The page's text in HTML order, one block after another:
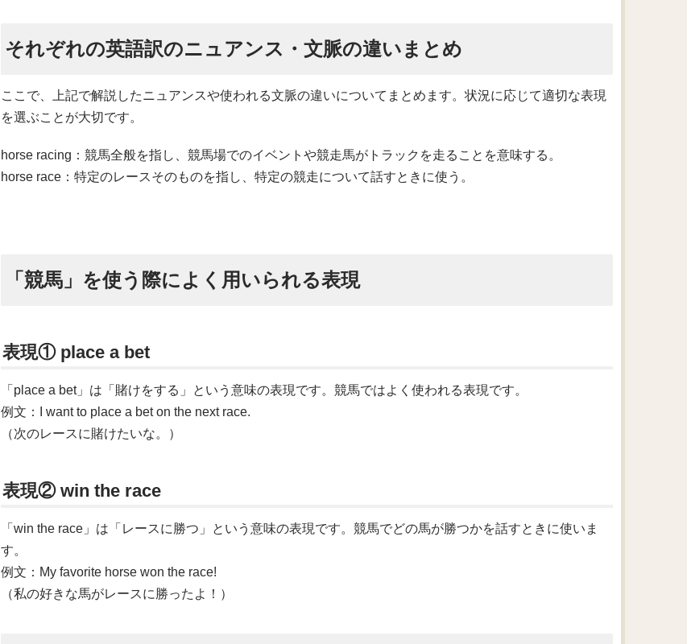
それぞれの英語訳のニュアンス・文脈の違いまとめ
ここで、上記で解説したニュアンスや使われる文脈の違いについてまとめます。状況に応じて適切な表現
を選ぶことが大切です。
horse racing：競馬全般を指し、競馬場でのイベントや競走馬がトラックを走ることを意味する。
horse race：特定のレースそのものを指し、特定の競走について話すときに使う。
「競馬」を使う際によく用いられる表現
表現① place a bet
「place a bet」は「賭けをする」という意味の表現です。競馬ではよく使われる表現です。
例文：I want to place a bet on the next race.
（次のレースに賭けたいな。）
表現② win the race
「win the race」は「レースに勝つ」という意味の表現です。競馬でどの馬が勝つかを話すときに使いま
す。
例文：My favorite horse won the race!
（私の好きな馬がレースに勝ったよ！）